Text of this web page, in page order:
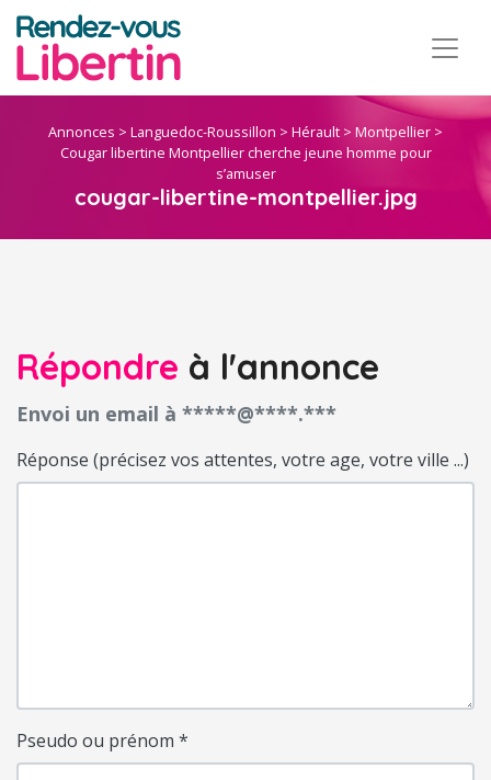
Annonces > Languedoc-Roussillon > Hérault > Montpellier >
Cougar libertine Montpellier cherche jeune homme pour
s’amuser
cougar-libertine-montpellier.jpg
Répondre à l'annonce
Envoi un email à *****@****.***
Réponse (précisez vos attentes, votre age, votre ville ...)
Pseudo ou prénom *